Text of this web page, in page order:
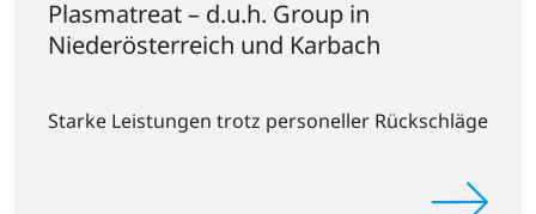
Plasmatreat – d.u.h. Group in
Niederösterreich und Karbach
Starke Leistungen trotz personeller Rückschläge